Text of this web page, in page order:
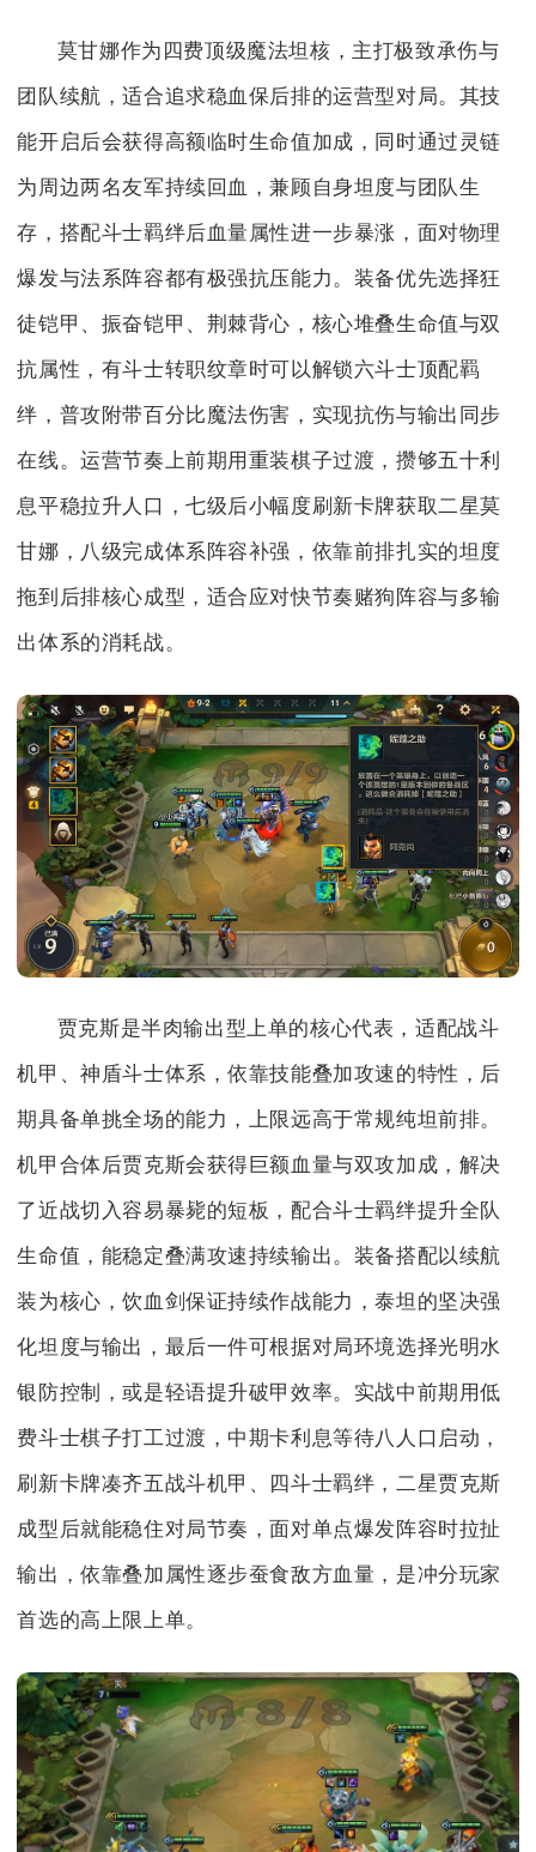
莫甘娜作为四费顶级魔法坦核，主打极致承伤与
团队续航，适合追求稳血保后排的运营型对局。其技
能开启后会获得高额临时生命值加成，同时通过灵链
为周边两名友军持续回血，兼顾自身坦度与团队生
存，搭配斗士羁绊后血量属性进一步暴涨，面对物理
爆发与法系阵容都有极强抗压能力。装备优先选择狂
徒铠甲、振奋铠甲、荆棘背心，核心堆叠生命值与双
抗属性，有斗士转职纹章时可以解锁六斗士顶配羁
绊，普攻附带百分比魔法伤害，实现抗伤与输出同步
在线。运营节奏上前期用重装棋子过渡，攒够五十利
息平稳拉升人口，七级后小幅度刷新卡牌获取二星莫
甘娜，八级完成体系阵容补强，依靠前排扎实的坦度
拖到后排核心成型，适合应对快节奏赌狗阵容与多输
出体系的消耗战。
贾克斯是半肉输出型上单的核心代表，适配战斗
机甲、神盾斗士体系，依靠技能叠加攻速的特性，后
期具备单挑全场的能力，上限远高于常规纯坦前排。
机甲合体后贾克斯会获得巨额血量与双攻加成，解决
了近战切入容易暴毙的短板，配合斗士羁绊提升全队
生命值，能稳定叠满攻速持续输出。装备搭配以续航
装为核心，饮血剑保证持续作战能力，泰坦的坚决强
化坦度与输出，最后一件可根据对局环境选择光明水
银防控制，或是轻语提升破甲效率。实战中前期用低
费斗士棋子打工过渡，中期卡利息等待八人口启动，
刷新卡牌凑齐五战斗机甲、四斗士羁绊，二星贾克斯
成型后就能稳住对局节奏，面对单点爆发阵容时拉扯
输出，依靠叠加属性逐步蚕食敌方血量，是冲分玩家
首选的高上限上单。